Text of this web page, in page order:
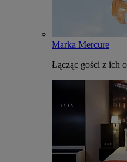
Marka Mercure
Łącząc gości z ich